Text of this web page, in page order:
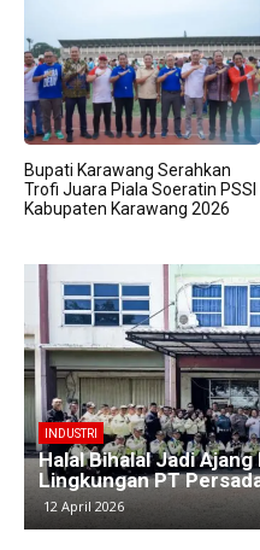
Bupati Karawang Serahkan
Trofi Juara Piala Soeratin PSSI
Kabupaten Karawang 2026
BERITA
Kawasan Industri
Produksi dan Logistik
9 April 2026